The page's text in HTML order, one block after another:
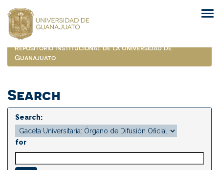
navigation
Repositorio Institucional de la Universidad de
Guanajuato
Search
Search:
for